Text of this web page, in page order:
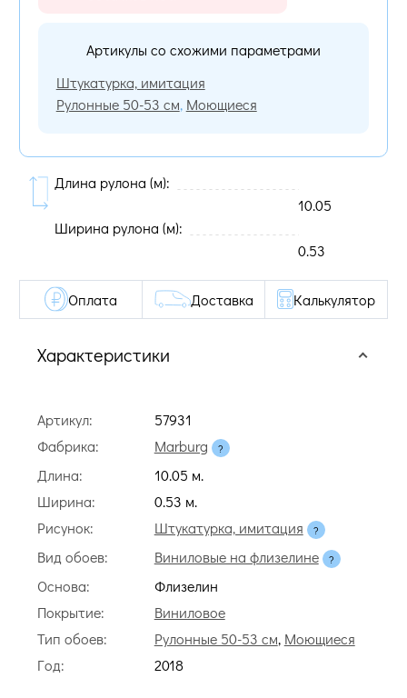
Артикулы со схожими параметрами
Штукатурка, имитация
Рулонные 50-53 см, Моющиеся
Длина рулона (м):
10.05
Ширина рулона (м):
0.53
Характеристики
Артикул:
57931
Фабрика:
Marburg
Длина:
10.05 м.
Ширина:
0.53 м.
Рисунок:
Штукатурка, имитация
Вид обоев:
Виниловые на флизелине
Основа:
Флизелин
Покрытие:
Виниловое
Тип обоев:
Рулонные 50-53 см, Моющиеся
Год:
2018
Оплата Доставка Калькулятор